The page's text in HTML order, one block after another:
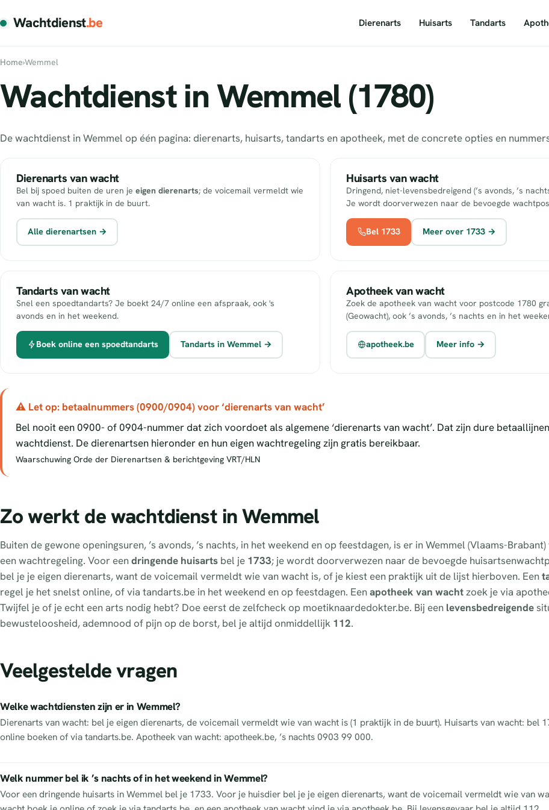
Wachtdienst.be Dierenarts Huisarts Tandarts
Home›Wemmel
Wachtdienst in Wemmel (1780)
De wachtdienst in Wemmel op één pagina: dierenarts, huisarts, tandarts en apotheek, met de concrete opties en
Dierenarts van wacht
Bel bij spoed buiten de uren je eigen dierenarts; de voicemail vermeldt wie
van wacht is. 1 praktijk in de buurt.
Alle dierenartsen →
Huisarts van wacht
Dringend, niet-levensbedreigend (’s avonds, ’s
Je wordt doorverwezen naar de bevoegde
Bel 1733 Meer over 1733 →
Tandarts van wacht
Snel een spoedtandarts? Je boekt 24/7 online een afspraak, ook 's
avonds en in het weekend.
Boek online een spoedtandarts Tandarts in Wemmel →
Apotheek van wacht
Zoek de apotheek van wacht voor postcode 1780
(Geowacht), ook ’s avonds, ’s nachts en in het
apotheek.be Meer info →
⚠ Let op: betaalnummers (0900/0904) voor ‘dierenarts van wacht’
Bel nooit een 0900- of 0904-nummer dat zich voordoet als algemene ‘dierenarts van wacht’. Dat zijn dure
wachtdienst. De dierenartsen hieronder en hun eigen wachtregeling zijn gratis bereikbaar.
Waarschuwing Orde der Dierenartsen & berichtgeving VRT/HLN
Zo werkt de wachtdienst in Wemmel
Buiten de gewone openingsuren, ’s avonds, ’s nachts, in het weekend en op feestdagen, is er in Wemmel (Vlaams-
een wachtregeling. Voor eendringende huisarts bel je 1733; je wordt doorverwezen naar de bevoegde
bel je je eigen dierenarts, want de voicemail vermeldt wie van wacht is, of je kiest een praktijk uit de lijst hierboven. Een
regel je het snelst online, of via tandarts.be in het weekend en op feestdagen. Eenapotheek van wachtzoek je via
Twijfel je of je echt een arts nodig hebt? Doe eerst de zelfcheck op moetiknaardedokter.be. Bij een levensbedreigende
bewusteloosheid, ademnood of pijn op de borst, bel je altijd onmiddellijk 112.
Veelgestelde vragen
Welke wachtdiensten zijn er in Wemmel?
Dierenarts van wacht: bel je eigen dierenarts, de voicemail vermeldt wie van wacht is (1 praktijk in de buurt). Huisarts van wacht: bel
online boeken of via tandarts.be. Apotheek van wacht: apotheek.be, ’s nachts 0903 99 000.
Welk nummer bel ik ’s nachts of in het weekend in Wemmel?
Voor een dringende huisarts in Wemmel bel je 1733. Voor je huisdier bel je je eigen dierenarts, want de voicemail vermeldt wie van